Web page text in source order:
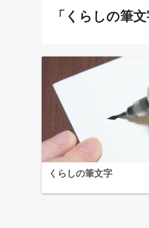
「くらしの筆
くらしの筆文字